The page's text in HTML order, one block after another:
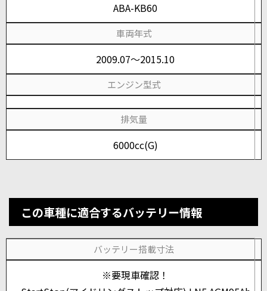
ABA-KB60
車両年式
2009.07～2015.10
エンジン型式
排気量
6000cc(G)
この車種に適合するバッテリー情報
バッテリー搭載寸法
※要現車確認！